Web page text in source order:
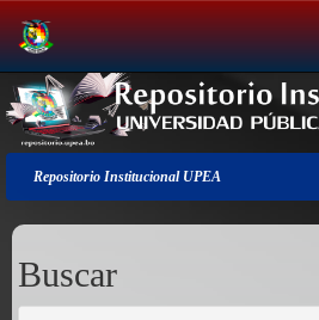
Salir
de
la
navegación
Repositorio Institucional UPEA
Buscar